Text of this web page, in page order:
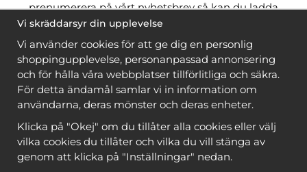
prenumerera på vårt nyhetsbrev så kan du ladda
ner många mönstergratisoch få många
när du handlar garn till mönstret. Du ser vilka som
är
gratis när du är inloggad
Bli medlem
Vi skräddarsyr din upplevelse
Vi använder cookies för att ge dig en personlig
shoppingupplevelse, personanpassad annonsering
och för hålla våra webbplatser tillförlitliga och säkra.
För detta ändamål samlar vi in information om
användarna, deras mönster och deras enheter.
Klicka på "Okej" om du tillåter alla cookies eller välj
vilka cookies du tillåter och vilka du vill stänga av
genom att klicka på "Inställningar" nedan.